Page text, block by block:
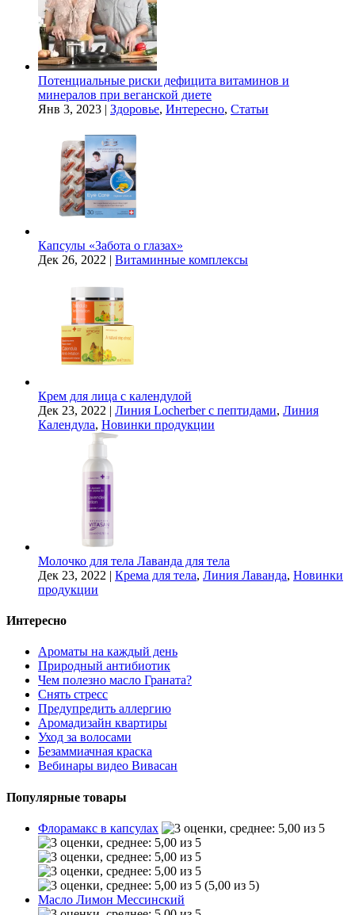
Потенциальные риски дефицита витаминов и
минералов при веганской диете
Янв 3, 2023 | Здоровье, Интересно, Статьи
Капсулы «Забота о глазах»
Дек 26, 2022 | Витаминные комплексы
Крем для лица с календулой
Дек 23, 2022 | Линия Locherber с пептидами, Линия
Календула, Новинки продукции
Молочко для тела Лаванда для тела
Дек 23, 2022 | Крема для тела, Линия Лаванда, Новинки
продукции
Интересно
Ароматы на каждый день
Природный антибиотик
Чем полезно масло Граната?
Снять стресс
Предупредить аллергию
Аромадизайн квартиры
Уход за волосами
Безаммиачная краска
Вебинары видео Вивасан
Популярные товары
Флорамакс в капсулах
(5,00 из 5)
Масло Лимон Мессинский